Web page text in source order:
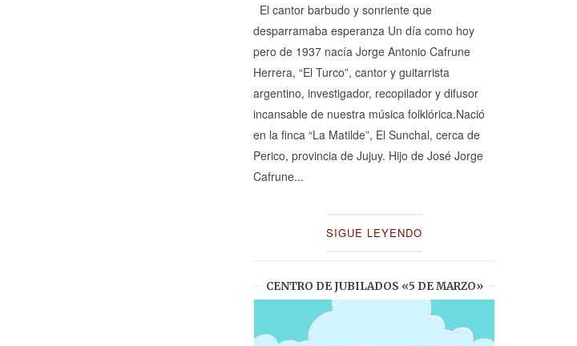
El cantor barbudo y sonriente que
desparramaba esperanza Un día como hoy
pero de 1937 nacía Jorge Antonio Cafrune
Herrera, “El Turco”, cantor y guitarrista
argentino, investigador, recopilador y difusor
incansable de nuestra música folklórica.Nació
en la finca “La Matilde”, El Sunchal, cerca de
Perico, provincia de Jujuy. Hijo de José Jorge
Cafrune...
SIGUE LEYENDO
CENTRO DE JUBILADOS «5 DE MARZO»